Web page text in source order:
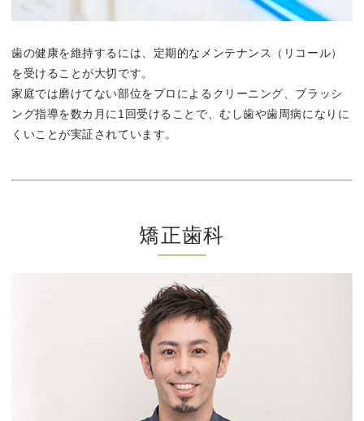
歯の健康を維持するには、定期的なメンテナンス（リコール）
を受けることが大切です。
家庭では磨けてない部位をプロによるクリーニング、ブラッシ
ング指導を数カ月に1回受けることで、むし歯や歯周病になりに
くいことが実証されています。
矯正歯科